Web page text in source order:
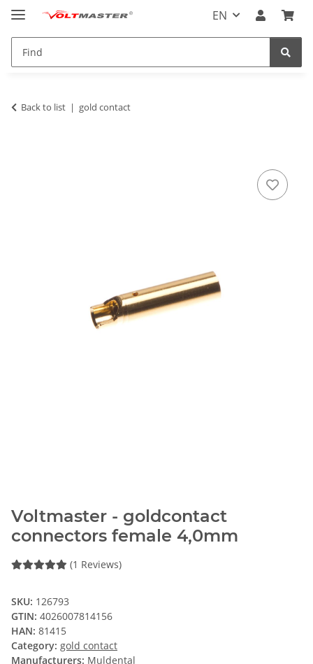
EN
Back to list gold contact
Voltmaster - goldcontact
connectors female 4,0mm
(1 Reviews)
SKU: 126793
GTIN: 4026007814156
HAN: 81415
Category: gold contact
Manufacturers: Muldental